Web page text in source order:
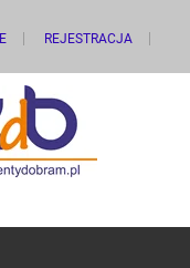
REJESTRACJA